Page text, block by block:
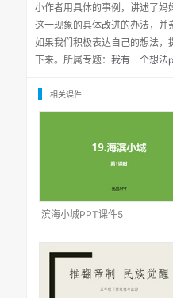
小作者用具体的事例，讲述了
这一现象的具体改进的办法，
如果我们积极表达自己的想法
下来。所属专题： 我有一个想法
相关课件
滨海小城PPT课件5